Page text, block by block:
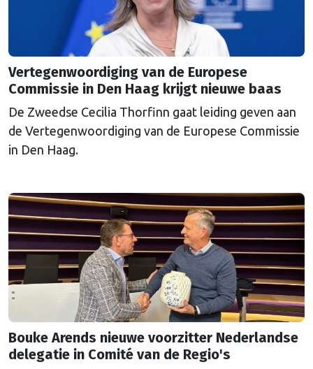
Vertegenwoordiging van de Europese
Commissie in Den Haag krijgt nieuwe baas
De Zweedse Cecilia Thorfinn gaat leiding geven aan
de Vertegenwoordiging van de Europese Commissie
in Den Haag.
Bouke Arends nieuwe voorzitter Nederlandse
delegatie in Comité van de Regio's